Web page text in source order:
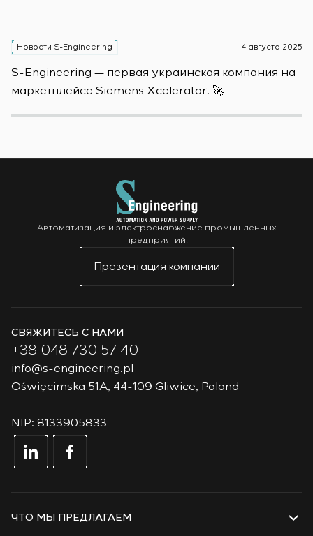
Новости S-Engineering 4 августа 2025
S-Engineering — первая украинская компания на
маркетплейсе Siemens Xcelerator! 🚀
Автоматизация и электроснабжение промышленных
предприятий.
Презентация компании
СВЯЖИТЕСЬ С НАМИ
+38 048 730 57 40
info@s-engineering.pl
Oświęcimska 51A, 44-109 Gliwice, Poland
NIP: 8133905833
ЧТО МЫ ПРЕДЛАГАЕМ